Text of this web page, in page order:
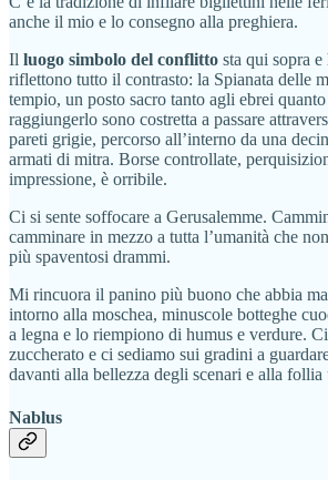
anche il mio e lo consegno alla preghiera.
Il luogo simbolo del conflitto sta qui sopra
riflettono tutto il contrasto: la Spianata delle
tempio, un posto sacro tanto agli ebrei
raggiungerlo sono costretta a passare
pareti grigie, percorso all’interno da una
armati di mitra. Borse controllate,
impressione, è orribile.
Ci si sente soffocare a Gerusalemme.
camminare in mezzo a tutta l’umanità che
più spaventosi drammi.
Mi rincuora il panino più buono che abbia
intorno alla moschea, minuscole botteghe
a legna e lo riempiono di humus e verdure.
zuccherato e ci sediamo sui gradini a
davanti alla bellezza degli scenari e alla follia
Nablus